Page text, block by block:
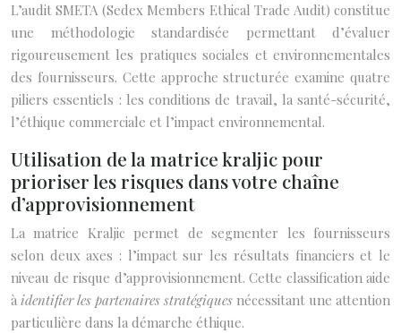
L’audit SMETA (Sedex Members Ethical Trade Audit) constitue
une méthodologie standardisée permettant d’évaluer
rigoureusement les pratiques sociales et environnementales
des fournisseurs. Cette approche structurée examine quatre
piliers essentiels : les conditions de travail, la santé-sécurité,
l’éthique commerciale et l’impact environnemental.
Utilisation de la matrice kraljic pour
prioriser les risques dans votre chaîne
d’approvisionnement
La matrice Kraljic permet de segmenter les fournisseurs
selon deux axes : l’impact sur les résultats financiers et le
niveau de risque d’approvisionnement. Cette classification aide
à identifier les partenaires stratégiques nécessitant une attention
particulière dans la démarche éthique.